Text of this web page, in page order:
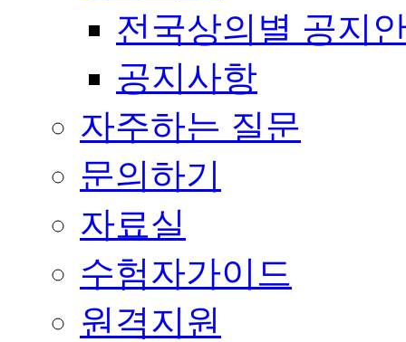
전국상의별 공지
공지사항
자주하는 질문
문의하기
자료실
수험자가이드
원격지원